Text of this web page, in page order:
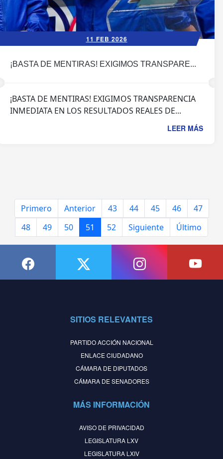
11 FEB 2026
¡BASTA DE MENTIRAS! EXIGIMOS TRANSPARE...
¡BASTA DE MENTIRAS! EXIGIMOS TRANSPARENCIA
INMEDIATA EN LOS RESULTADOS REALES DE...
LEER MÁS
Primero Anterior 43 44 45 46
47
48
49 50 51 52 Siguiente Último
SITIOS RELEVANTES
PARTIDO ACCIÓN NACIONAL
ENLACE CIUDADANO
CÁMARA DE DIPUTADOS
CÁMARA DE SENADORES
MÁS INFORMACIÓN
AVISO DE PRIVACIDAD
LEGISLATURA LXV
LEGISLATURA LXIV